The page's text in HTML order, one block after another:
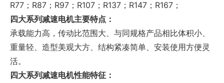
R77；R87；R97；R107；R137；R147；R167；
四大系列减速电机主要特点：
承载能力高，传动比范围大、与同规格产品相比体积小、
重量轻、造型美观大方、结构紧凑简单、安装使用方便灵
活。
四大系列减速电机性能特征：